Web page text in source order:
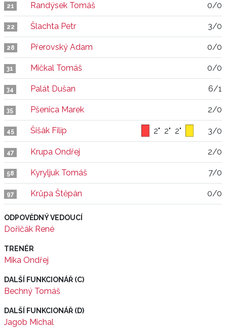
21 Randýsek Tomáš 0/0
22 Šlachta Petr 3/0
28 Přerovský Adam 0/0
31 Mičkal Tomáš 0/0
34 Palát Dušan 6/1
35 Pšenica Marek 2/0
45 Šišák Filip 2" 2" 2" 3/0
47 Krupa Ondřej 2/0
58 Kyryljuk Tomáš 7/0
97 Krůpa Štěpán 0/0
ODPOVĚDNÝ VEDOUCÍ
Dořičák René
TRENÉR
Mika Ondřej
DALŠÍ FUNKCIONÁŘ (C)
Bechný Tomáš
DALŠÍ FUNKCIONÁŘ (D)
Jagob Michal